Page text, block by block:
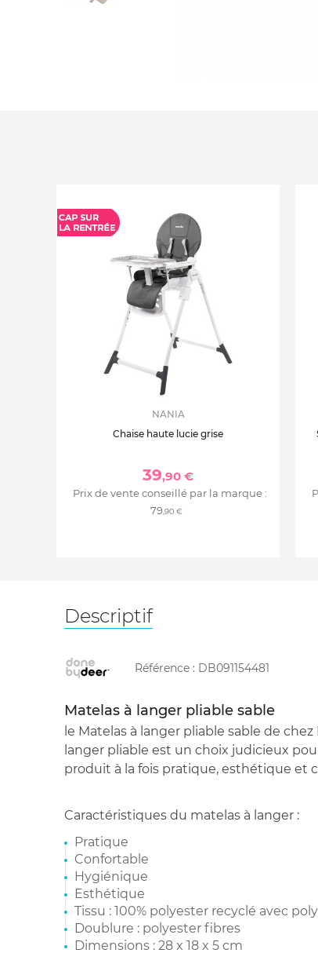
NANIA
Chaise haute lucie grise
39,90 €
Prix de vente conseillé par la marque :
79,90 €
Descriptif
Référence : DB091154481
Matelas à langer pliable sable
le Matelas à langer pliable sable de
langer pliable est un choix judicieux
produit à la fois pratique, esthétique et
Caractéristiques du matelas à langer :
Pratique
Confortable
Hygiénique
Esthétique
Tissu : 100% polyester recyclé avec
Doublure : polyester fibres
Dimensions : 28 x 18 x 5 cm